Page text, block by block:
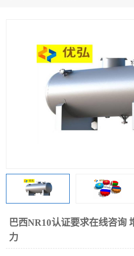
巴西NR10认证要求在线咨询
力